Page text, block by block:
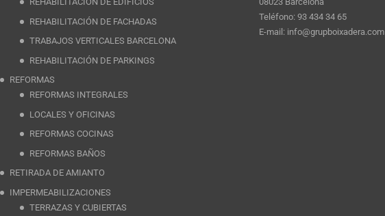
REHABILITACIÓN DE FACHADAS
TRABAJOS VERTICALES BARCELONA
REHABILITACIÓN DE PARKINGS
REFORMAS
REFORMAS INTEGRALES
LOCALES Y OFICINAS
REFORMAS COCINAS
REFORMAS BAÑOS
RETIRADA DE AMIANTO
IMPERMEABILIZACIONES
TERRAZAS Y CUBIERTAS
Teléfono: 93 434 34 65
E-mail: info@grupboixadera.com